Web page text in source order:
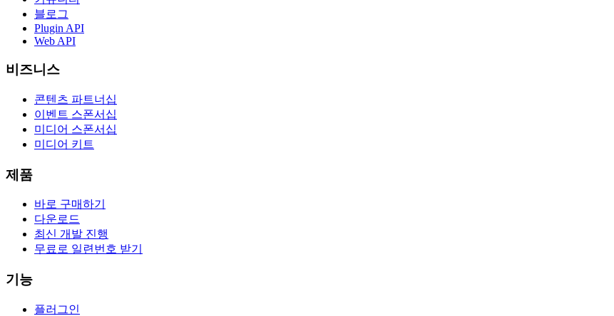
블로그
Plugin API
Web API
비즈니스
콘텐츠 파트너십
이벤트 스폰서십
미디어 스폰서십
미디어 키트
제품
바로 구매하기
다운로드
최신 개발 진행
무료로 일련번호 받기
기능
플러그인